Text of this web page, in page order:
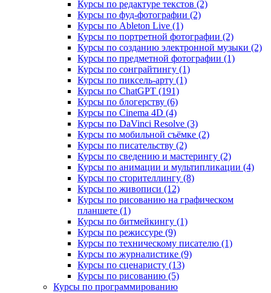
Курсы по редактуре текстов (2)
Курсы по фуд-фотографии (2)
Курсы по Ableton Live (1)
Курсы по портретной фотографии (2)
Курсы по созданию электронной музыки (2)
Курсы по предметной фотографии (1)
Курсы по сонграйтингу (1)
Курсы по пиксель-арту (1)
Курсы по ChatGPT (191)
Курсы по блогерству (6)
Курсы по Cinema 4D (4)
Курсы по DaVinci Resolve (3)
Курсы по мобильной съёмке (2)
Курсы по писательству (2)
Курсы по сведению и мастерингу (2)
Курсы по анимации и мультипликации (4)
Курсы по сторителлингу (8)
Курсы по живописи (12)
Курсы по рисованию на графическом
планшете (1)
Курсы по битмейкингу (1)
Курсы по режиссуре (9)
Курсы по техническому писателю (1)
Курсы по журналистике (9)
Курсы по сценаристу (13)
Курсы по рисованию (5)
Курсы по программированию